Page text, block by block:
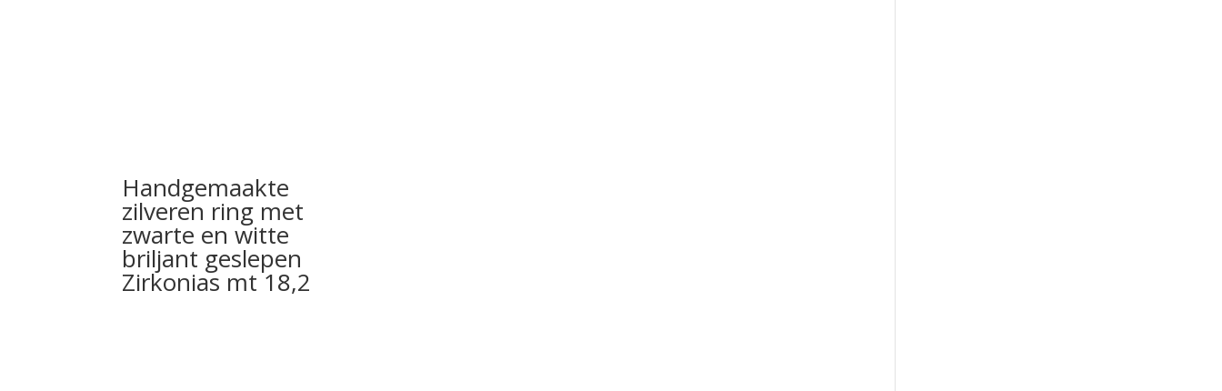
Handgemaakte
zilveren ring met
zwarte en witte
briljant geslepen
Zirkonias mt 18,2